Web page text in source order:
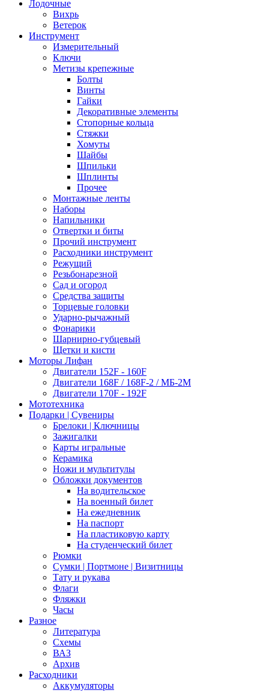
Лодочные
Вихрь
Ветерок
Инструмент
Измерительный
Ключи
Метизы крепежные
Болты
Винты
Гайки
Декоративные элементы
Стопорные кольца
Стяжки
Хомуты
Шайбы
Шпильки
Шплинты
Прочее
Монтажные ленты
Наборы
Напильники
Отвертки и биты
Прочий инструмент
Расходники инструмент
Режущий
Резьбонарезной
Сад и огород
Средства защиты
Торцевые головки
Ударно-рычажный
Фонарики
Шарнирно-губцевый
Щетки и кисти
Моторы Лифан
Двигатели 152F - 160F
Двигатели 168F / 168F-2 / МБ-2М
Двигатели 170F - 192F
Мототехника
Подарки | Сувениры
Брелоки | Ключницы
Зажигалки
Карты игральные
Керамика
Ножи и мультитулы
Обложки документов
На водительское
На военный билет
На ежедневник
На паспорт
На пластиковую карту
На студенческий билет
Рюмки
Сумки | Портмоне | Визитницы
Тату и рукава
Флаги
Фляжки
Часы
Разное
Литература
Схемы
ВАЗ
Архив
Расходники
Аккумуляторы